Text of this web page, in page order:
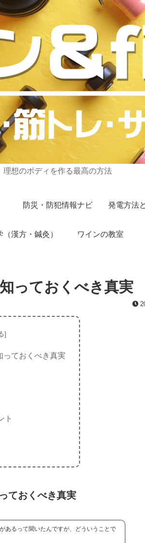
理想のボディを作る最高の方法
防災・防犯情報ナビ 発電方法
漢方・鍼灸） ワインの教室
っておくべき真実
っておくべき真実
ト
ておくべき真実
あるって聞いたんですが、どういうことで